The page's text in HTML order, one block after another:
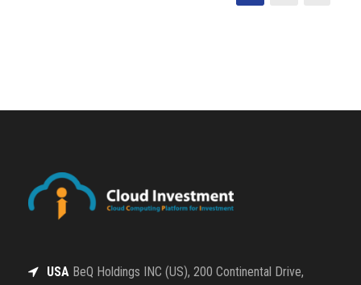
USA BeQ Holdings INC (US), 200 Continental Drive,